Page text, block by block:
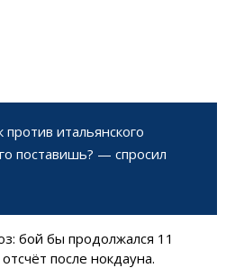
итальянского
поставишь? — спросил
бой бы продолжался 11
после нокдауна.